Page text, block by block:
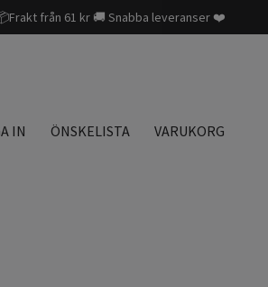
från 61 kr 🚚 Snabba leveranser ❤️
IN ÖNSKELISTA VARUKORG